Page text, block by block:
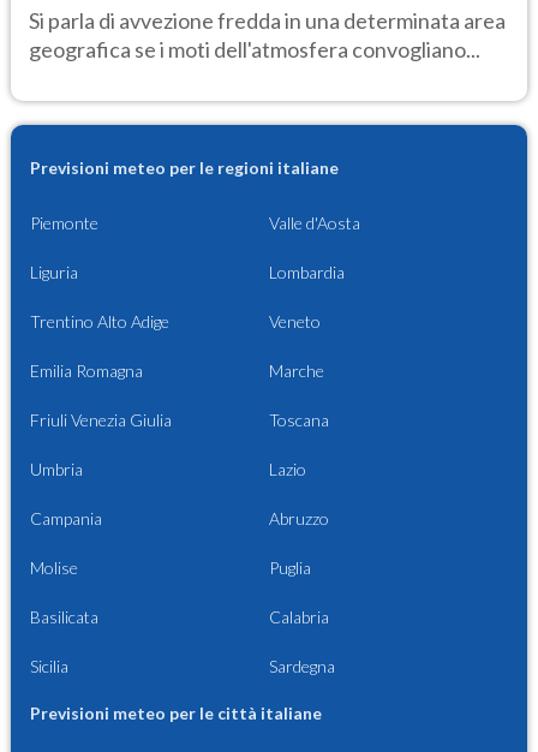
Si parla di avvezione fredda in una determinata area
geografica se i moti dell'atmosfera convogliano...
Previsioni meteo per le regioni italiane
Piemonte Valle d'Aosta
Liguria Lombardia
Trentino Alto Adige Veneto
Emilia Romagna Marche
Friuli Venezia Giulia Toscana
Umbria Lazio
Campania Abruzzo
Molise Puglia
Basilicata Calabria
Sicilia Sardegna
Previsioni meteo per le città italiane